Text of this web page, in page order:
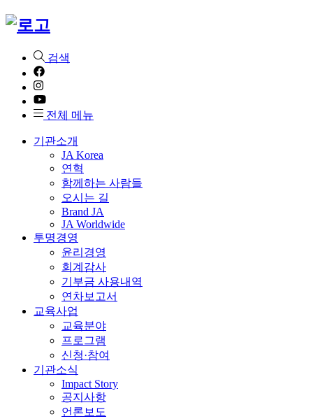
검색
전체 메뉴
기관소개
JA Korea
연혁
함께하는 사람들
오시는 길
Brand JA
JA Worldwide
투명경영
윤리경영
회계감사
기부금 사용내역
연차보고서
교육사업
교육분야
프로그램
신청·참여
기관소식
Impact Story
공지사항
언론보도